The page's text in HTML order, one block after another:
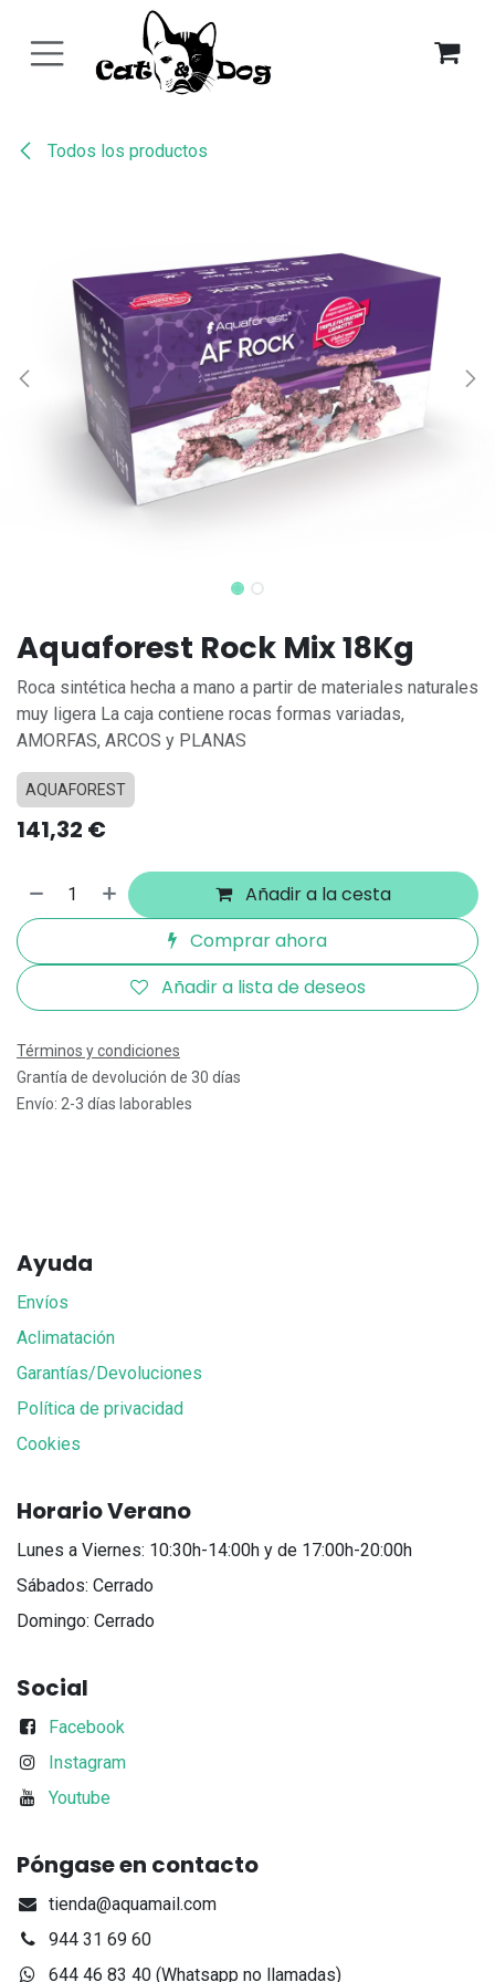
Todos los productos
Aquaforest Rock Mix 18Kg
Roca sintética hecha a mano a partir de materiales naturales
muy ligera La caja contiene rocas formas variadas,
AMORFAS, ARCOS y PLANAS
AQUAFOREST
141,32 €
Añadir a la cesta
Comprar ahora
Añadir a lista de deseos
Términos y condiciones
Grantía de devolución de 30 días
Envío: 2-3 días laborables
Ayuda
Envíos
Aclimatación
Garantías/Devoluciones
Política de privacidad
Cookies
Horario Verano
Lunes a Viernes: 10:30h-14:00h y de 17:00h-20:00h
Sábados: Cerrado
Domingo: Cerrado
Social
Facebook
Instagram
Youtube
Póngase en contacto
tienda@aquamail.com
944 31 69 60
644 46 83 40 (Whatsapp no llamadas)